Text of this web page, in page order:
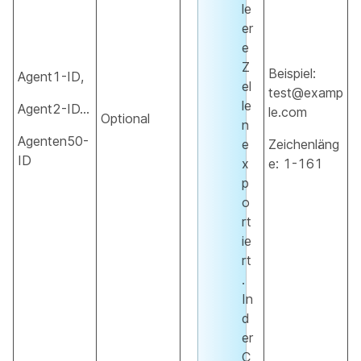
Agent1-ID,
Agent2-ID…
Agenten50-
ID
Optional
le
er
e
Z
el
le
n
e
x
p
o
rt
ie
rt
.
In
d
er
C
Beispiel:
test@examp
le.com
Zeichenläng
e: 1-161